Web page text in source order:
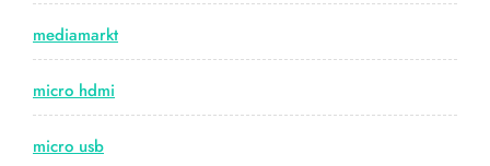
mediamarkt
micro hdmi
micro usb